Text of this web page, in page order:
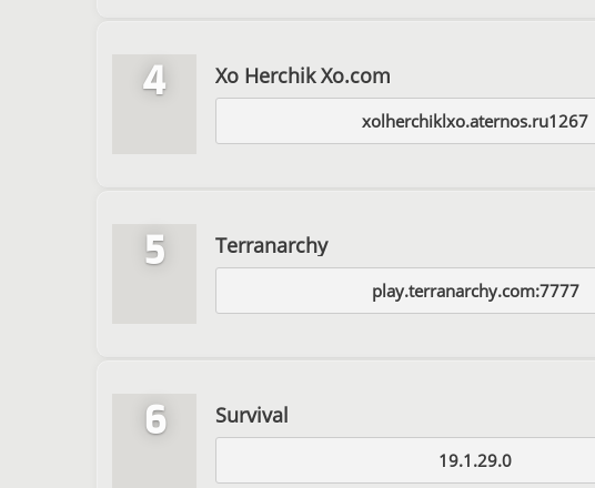
4 Xo Herchik Xo.com
xolherchiklxo.aternos.ru1267
5 Terranarchy
play.terranarchy.com:7777
6 Survival
19.1.29.0